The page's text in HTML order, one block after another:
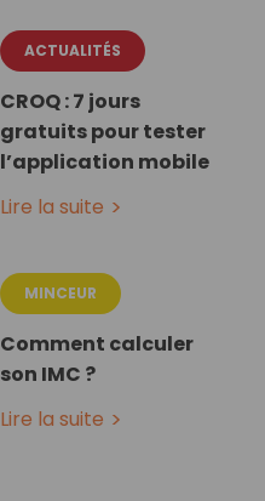
ACTUALITÉS
CROQ : 7 jours
gratuits pour tester
l’application mobile
Lire la suite
MINCEUR
Comment calculer
son IMC ?
Lire la suite